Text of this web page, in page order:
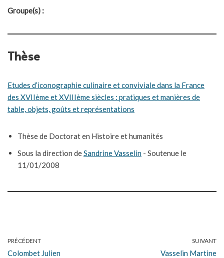
Groupe(s) :
Thèse
Etudes d’iconographie culinaire et conviviale dans la France
des XVIIème et XVIIIème siècles : pratiques et manières de
table, objets, goûts et représentations
Thèse de Doctorat en Histoire et humanités
Sous la direction deSandrine Vasselin - Soutenue le
11/01/2008
PRÉCÉDENT
Colombet Julien
SUIVANT
Vasselin Martine